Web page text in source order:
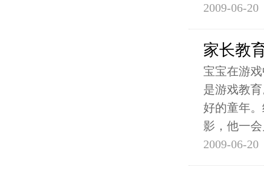
2009-06-20
家长教
宝宝在游
是游戏教
好的童年
影，他一
2009-06-20